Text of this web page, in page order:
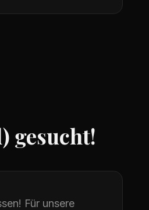
gesucht!
Für unsere